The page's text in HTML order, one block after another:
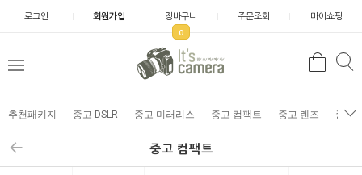
로그인 회원가입 장바구니
0
주문조회 마이쇼핑
추천패키지 중고 DSLR 중고 미러리스 중고 컴팩트 중고 렌즈 중고
중고 컴팩트